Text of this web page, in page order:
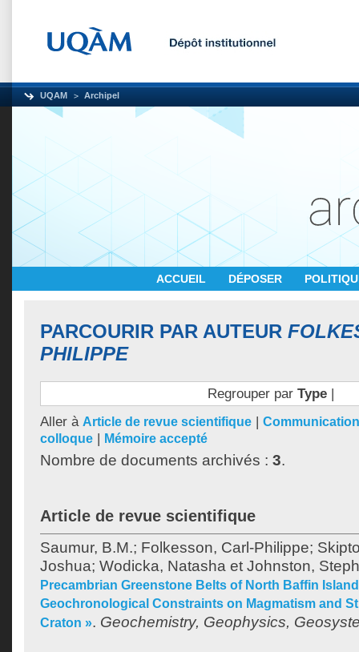
UQAM Archipel
ACCUEIL DÉPOSER
PARCOURIR PAR AUTEUR
PHILIPPE
Regrouper par Type|
Aller à Article de revue scientifique |
colloque | Mémoire accepté
Nombre de documents archivés : 3.
Article de revue scientifique
Saumur, B.M.; Folkesson, Carl-Philippe;
Joshua; Wodicka, Natasha et Johnston,
Precambrian Greenstone Belts of North Baffin
Geochronological Constraints on Magmatism and
Craton ». Geochemistry, Geophysics,